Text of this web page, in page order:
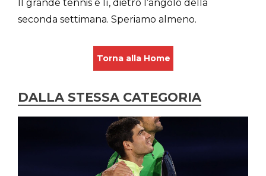
Il grande tennis è lì, dietro l’angolo della
seconda settimana. Speriamo almeno.
Torna alla Home
DALLA STESSA CATEGORIA